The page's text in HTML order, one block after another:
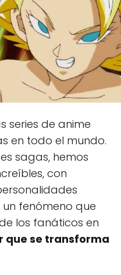
series de anime
en todo el mundo.
sagas, hemos
con
un fenómeno que
los fanáticos en
que se transforma